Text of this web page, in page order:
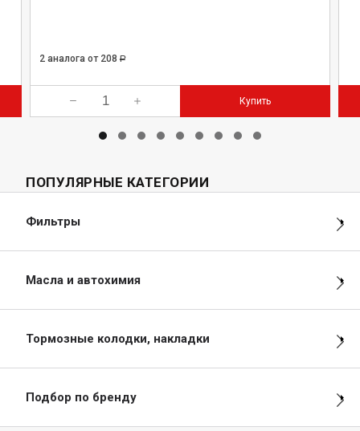
2 аналога от 208 Р
Купить
ПОПУЛЯРНЫЕ КАТЕГОРИИ
Фильтры
Масла и автохимия
Тормозные колодки, накладки
Подбор по бренду